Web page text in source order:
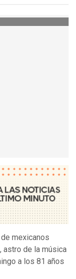
mexicanos
, astro de la música
a los 81 años